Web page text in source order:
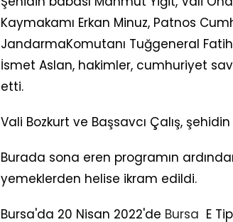
Kaymakamı Erkan Minuz, Patnos
JandarmaKomutanı Tuğgeneral
İsmet Aslan, hakimler, cumhuriyet
etti.
Vali Bozkurt ve Başsavcı Çalış,
Burada sona eren programın
yemeklerden helise ikram edildi.
Bursa'da 20 Nisan 2022'de Bursa E